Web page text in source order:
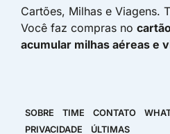
Cartões, Milhas e Viagens.
Você faz compras no
acumular milhas aéreas e
SOBRE TIME CONTATO
PRIVACIDADE
ÚLTIMAS